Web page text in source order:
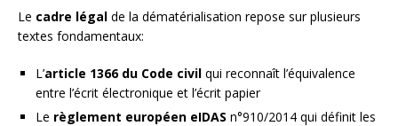
Le cadre légal de la dématérialisation repose sur plusieurs
textes fondamentaux:
L’article 1366 du Code civil qui reconnaît l’équivalence
entre l’écrit électronique et l’écrit papier
Le règlement européen eIDAS n°910/2014 qui définit les